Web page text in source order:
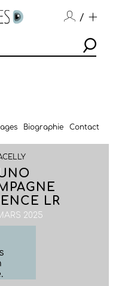
/
Biographie Contact
LR
2025